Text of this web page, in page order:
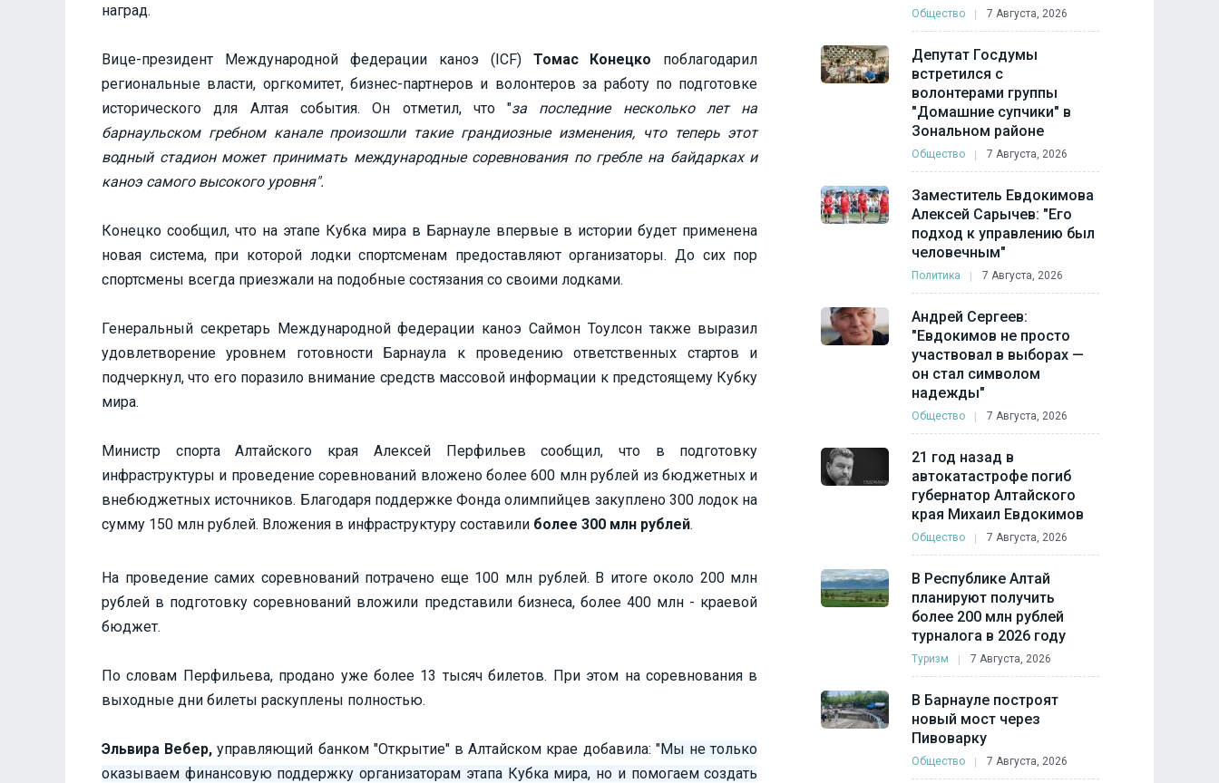
наград.
Вице-президент Международной федерации каноэ (ICF) Томас Конецко поблагодарил
региональные власти, оргкомитет, бизнес-партнеров и волонтеров за работу по подготовке
исторического для Алтая события. Он отметил, что "за последние несколько лет на
барнаульском гребном канале произошли такие грандиозные изменения, что теперь этот
водный стадион может принимать международные соревнования по гребле на байдарках и
каноэ самого высокого уровня".
Конецко сообщил, что на этапе Кубка мира в Барнауле впервые в истории будет применена
новая система, при которой лодки спортсменам предоставляют организаторы. До сих пор
спортсмены всегда приезжали на подобные состязания со своими лодками.
Генеральный секретарь Международной федерации каноэ Саймон Тоулсон также выразил
удовлетворение уровнем готовности Барнаула к проведению ответственных стартов и
подчеркнул, что его поразило внимание средств массовой информации к предстоящему Кубку
мира.
Министр спорта Алтайского края Алексей Перфильев сообщил, что в подготовку
инфраструктуры и проведение соревнований вложено более 600 млн рублей из бюджетных и
внебюджетных источников. Благодаря поддержке Фонда олимпийцев закуплено 300 лодок на
сумму 150 млн рублей. Вложения в инфраструктуру составили более 300 млн рублей.
На проведение самих соревнований потрачено еще 100 млн рублей. В итоге около 200 млн
рублей в подготовку соревнований вложили представили бизнеса, более 400 млн - краевой
бюджет.
По словам Перфильева, продано уже более 13 тысяч билетов. При этом на соревнования в
выходные дни билеты раскуплены полностью.
Эльвира Вебер, управляющий банком "Открытие" в Алтайском крае добавила: "Мы не только
оказываем финансовую поддержку организаторам этапа Кубка мира, но и помогаем создать
Общество 7 Августа, 2026
Депутат Госдумы
встретился с
волонтерами группы
"Домашние супчики" в
Зональном районе
Общество 7 Августа, 2026
Заместитель Евдокимова
Алексей Сарычев: "Его
подход к управлению был
человечным"
Политика 7 Августа, 2026
Андрей Сергеев:
"Евдокимов не просто
участвовал в выборах —
он стал символом
надежды"
Общество 7 Августа, 2026
21 год назад в
автокатастрофе погиб
губернатор Алтайского
края Михаил Евдокимов
Общество 7 Августа, 2026
В Республике Алтай
планируют получить
более 200 млн рублей
турналога в 2026 году
Туризм 7 Августа, 2026
В Барнауле построят
новый мост через
Пивоварку
Общество 7 Августа, 2026